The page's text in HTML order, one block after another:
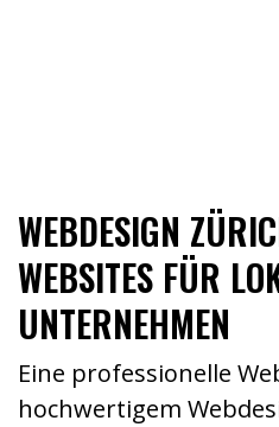
WEBDESIGN
WEBSITES FÜR
UNTERNEHMEN
Eine professionelle
hochwertigem